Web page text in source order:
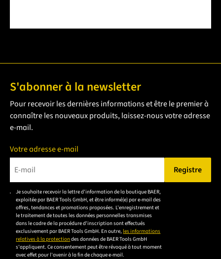
S'abonner à la newsletter
Pour recevoir les dernières informations et être le premier à
connaître les nouveaux produits, laissez-nous votre adresse
e-mail.
Votre adresse e-mail
Veuillez saisir une adresse e-mail valide.
Registre
Je souhaite recevoir la lettre d'information de la boutique BAER,
exploitée par BAER Tools GmbH, et être informé(e) par e-mail des
offres, tendances et promotions proposées. L'enregistrement et
le traitement de toutes les données personnelles transmises
dans le cadre de la procédure d'inscription sont effectués
exclusivement par BAER Tools GmbH. En outre, les informations
relatives à la protectiondes données de BAER Tools GmbH
s'appliquent. Ce consentement peut être révoqué à tout moment
avec effet pour l'avenir à la fin de chaque e-mail.